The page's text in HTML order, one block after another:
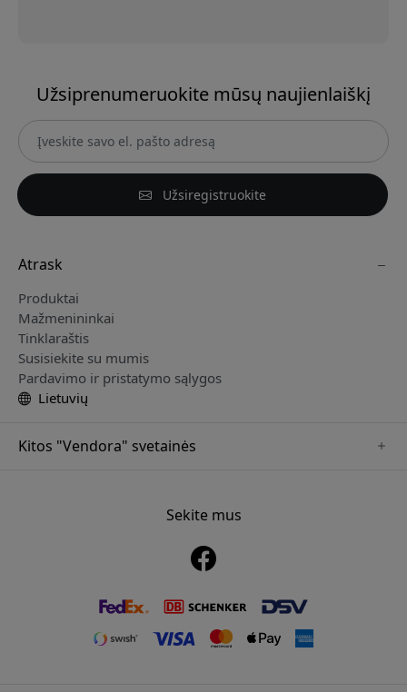
Užsiprenumeruokite mūsų naujienlaiškį
Užsiregistruokite
Atrask
Produktai
Mažmenininkai
Tinklaraštis
Susisiekite su mumis
Pardavimo ir pristatymo sąlygos
Lietuvių
Kitos "Vendora" svetainės
www.myfirst.se
Sekite mus